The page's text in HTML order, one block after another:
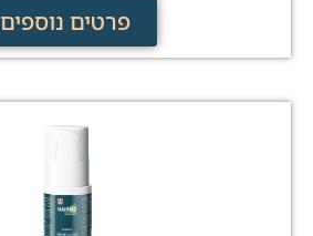
פרטים נוספים